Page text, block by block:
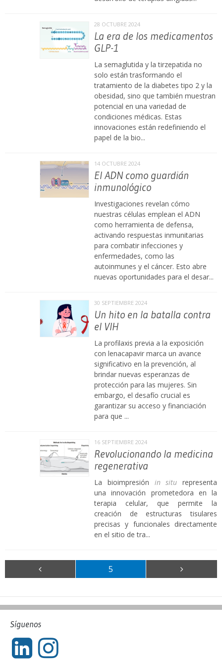
28 OCTUBRE 2024
La era de los medicamentos
GLP-1
La semaglutida y la tirzepatida no
solo están trasformando el
tratamiento de la diabetes tipo 2 y la
obesidad, sino que también muestran
potencial en una variedad de
condiciones médicas. Estas
innovaciones están redefiniendo el
papel de la bio...
14 OCTUBRE 2024
El ADN como guardián
inmunológico
Investigaciones revelan cómo
nuestras células emplean el ADN
como herramienta de defensa,
activando respuestas inmunitarias
para combatir infecciones y
enfermedades, como las
autoinmunes y el cáncer. Esto abre
nuevas oportunidades para el desar...
30 SEPTIEMBRE 2024
Un hito en la batalla contra
el VIH
La profilaxis previa a la exposición
con lenacapavir marca un avance
significativo en la prevención, al
brindar nuevas esperanzas de
protección para las mujeres. Sin
embargo, el desafío crucial es
garantizar su acceso y financiación
para que ...
16 SEPTIEMBRE 2024
Revolucionando la medicina
regenerativa
La bioimpresión in situ representa
una innovación prometedora en la
terapia celular, que permite la
creación de estructuras tisulares
precisas y funcionales directamente
en el sitio de tra...
5
Síguenos